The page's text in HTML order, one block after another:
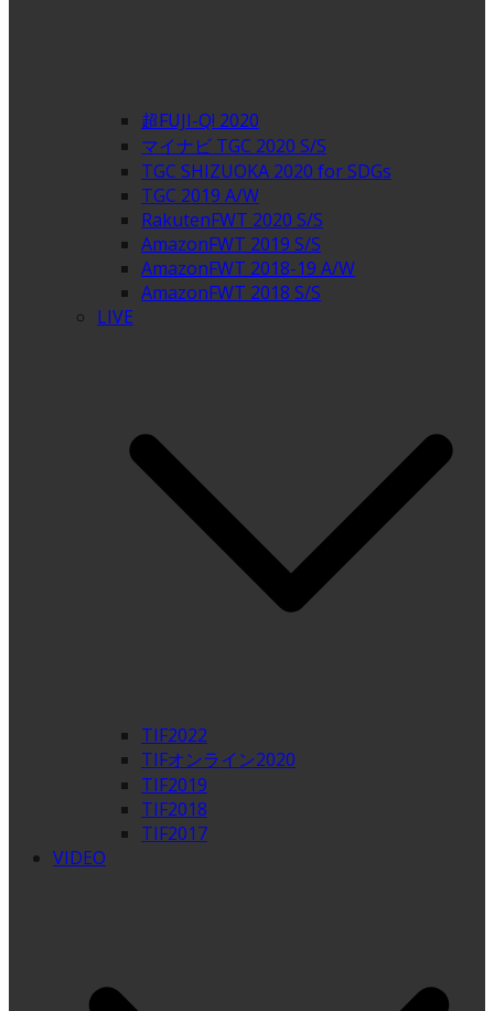
超FUJI-Q! 2020
マイナビ TGC 2020 S/S
TGC SHIZUOKA 2020 for SDGs
TGC 2019 A/W
RakutenFWT 2020 S/S
AmazonFWT 2019 S/S
AmazonFWT 2018-19 A/W
AmazonFWT 2018 S/S
LIVE
TIF2022
TIFオンライン2020
TIF2019
TIF2018
TIF2017
VIDEO